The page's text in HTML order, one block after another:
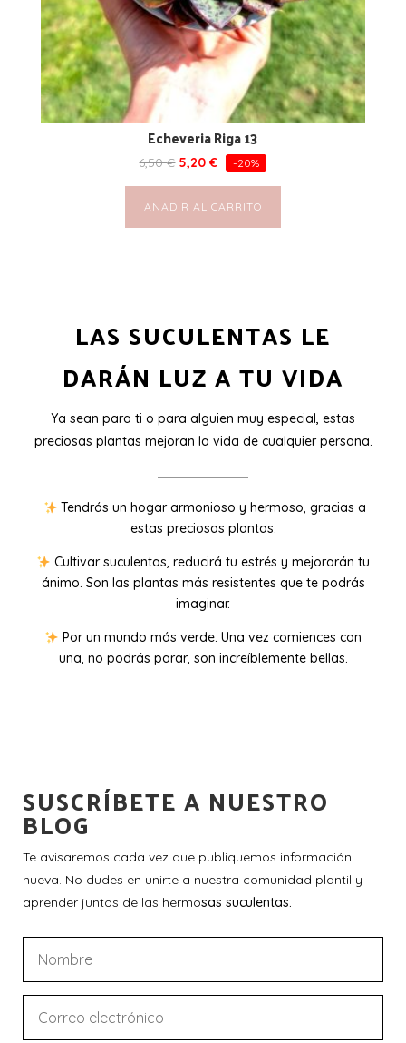
Echeveria Riga 13
6,50€ 5,20€ -20%
AÑADIR AL CARRITO
LAS SUCULENTAS LE
DARÁN LUZ A TU VIDA
Ya sean para ti o para alguien muy especial, estas
preciosas plantas mejoran la vida de cualquier persona.
Tendrás un hogar armonioso y hermoso, gracias a
estas preciosas plantas.
Cultivar suculentas, reducirá tu estrés y mejorarán tu
ánimo. Son las plantas más resistentes que te podrás
imaginar.
Por un mundo más verde. Una vez comiences con
una, no podrás parar, son increíblemente bellas.
SUSCRÍBETE A NUESTRO
BLOG
Te avisaremos cada vez que publiquemos información
nueva. No dudes en unirte a nuestra comunidad plantil y
aprender juntos de las hermosas suculentas.